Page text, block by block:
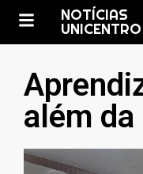
NOTÍCIAS
UNICENTRO
além